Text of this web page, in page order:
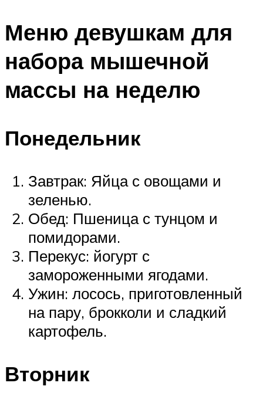
Меню девушкам для
набора мышечной
массы на неделю
Понедельник
Завтрак: Яйца с овощами и
зеленью.
Обед: Пшеница с тунцом и
помидорами.
Перекус: йогурт с
замороженными ягодами.
Ужин: лосось, приготовленный
на пару, брокколи и сладкий
картофель.
Вторник